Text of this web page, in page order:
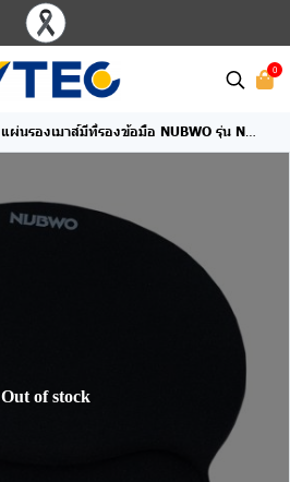
0
แผ่นรองเมาส์มีที่รองข้อมือ NUBWO รุ่น NWR5 Wrist Rest Mouse Pad
Out of stock